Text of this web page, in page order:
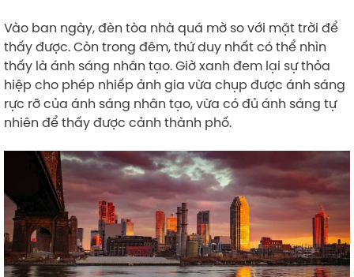
Vào ban ngày, đèn tòa nhà quá mờ so với mặt trời để
thấy được. Còn trong đêm, thứ duy nhất có thể nhìn
thấy là ánh sáng nhân tạo. Giờ xanh đem lại sự thỏa
hiệp cho phép nhiếp ảnh gia vừa chụp được ánh sáng
rực rỡ của ánh sáng nhân tạo, vừa có đủ ánh sáng tự
nhiên để thấy được cảnh thành phố.